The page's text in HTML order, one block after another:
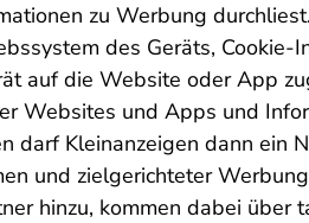
zu Werbung
des Geräts, Cookie-
auf die Website oder App
Websites und Apps und
Kleinanzeigen dann ein
und zielgerichteter
hinzu, kommen dabei über